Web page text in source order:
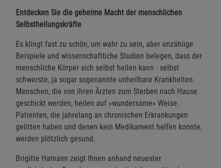
Entdecken Sie die geheime Macht der menschlichen
Selbstheilungskräfte
Es klingt fast zu schön, um wahr zu sein, aber unzählige
Beispiele und wissenschaftliche Studien belegen, dass der
menschliche Körper sich selbst heilen kann - selbst
schwerste, ja sogar sogenannte unheilbare Krankheiten.
Menschen, die von ihren Ärzten zum Sterben nach Hause
geschickt werden, heilen auf »wundersame« Weise.
Patienten, die jahrelang an chronischen Erkrankungen
gelitten haben und denen kein Medikament helfen konnte,
werden plötzlich gesund.
Brigitte Hamann zeigt Ihnen anhand neuester